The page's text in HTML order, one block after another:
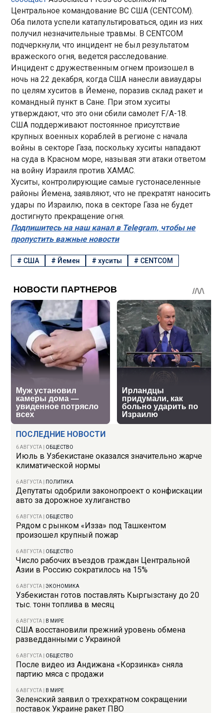
ПОСЛЕДНИЕ НОВОСТИ
6 АВГУСТА ОБЩЕСТВО
Июль в Узбекистане оказался значительно жарче
климатической нормы
6 АВГУСТА ПОЛИТИКА
Депутаты одобрили законопроект о конфискации
авто за дорожное хулиганство
6 АВГУСТА ОБЩЕСТВО
Рядом с рынком «Изза» под Ташкентом
произошел крупный пожар
6 АВГУСТА ОБЩЕСТВО
Число рабочих въездов граждан Центральной
Азии в Россию сократилось на 15%
6 АВГУСТА |ЭКОНОМИКА
Узбекистан готов поставлять Кыргызстану до 20
тыс. тонн топлива в месяц
6 АВГУСТА В МИРЕ
США восстановили прежний уровень обмена
разведданными с Украиной
6 АВГУСТА ОБЩЕСТВО
После видео из Андижана «Корзинка» сняла
партию мяса с продажи
6 АВГУСТА В МИРЕ
Зеленский заявил о трехкратном сокращении
поставок Украине ракет ПВО
Центральное командование ВС США (CENTCOM).
Оба пилота успели катапультироваться, один из них
получил незначительные травмы. В CENTCOM
подчеркнули, что инцидент не был результатом
вражеского огня, ведется расследование.
Инцидент с дружественным огнем произошел в
ночь на 22 декабря, когда США нанесли авиаудары
по целям хуситов в Йемене, поразив склад ракет и
командный пункт в Сане. При этом хуситы
утверждают, что это они сбили самолет F/A-18.
США поддерживают постоянное присутствие
крупных военных кораблей в регионе с начала
войны в секторе Газа, поскольку хуситы нападают
на суда в Красном море, называя эти атаки ответом
на войну Израиля против ХАМАС.
Хуситы, контролирующие самые густонаселенные
районы Йемена, заявляют, что не прекратят наносить
удары по Израилю, пока в секторе Газа не будет
достигнуто прекращение огня.
Подпишитесь на наш канал в Telegram, чтобы не
пропустить важные новости
# США # Йемен # хуситы # CENTCOM